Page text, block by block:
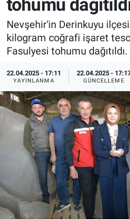
tohumu
Nevşehir'in Derinkuyu
kilogram coğrafi işaret
Fasulyesi tohumu dağıtıldı.
22.04.2025 - 17:11
YAYINLANMA
22.04.2025 -
GÜNCELLEME
Sağlık
Yerel
Genel
Asayiş
İlan - Duyuru- Mesaj
Türkiye Gündemi
Sizden Gelenler
Yaşam
Sağlık
Eğitim
Kültür
3.Sayfa
İlan - Duyuru- Mesaj
Türkiye Gündemi
Sizden Gelenler